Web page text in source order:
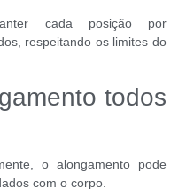
cada posição por
respeitando os limites do
todos
o alongamento pode
com o corpo.